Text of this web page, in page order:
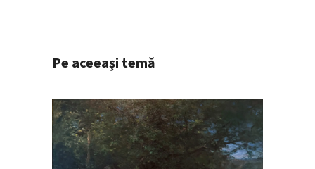
Pe aceeași temă